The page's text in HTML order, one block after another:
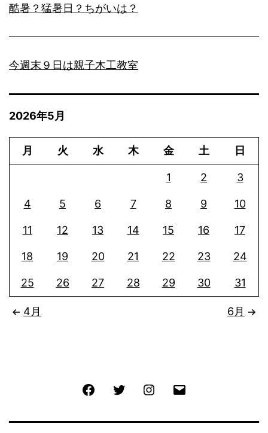
酷暑？猛暑日？ちがいは？
今週末９日は親子木工教室
2026年5月
月 火 水 木 金 土 日
1 2 3
4 5 6 7 8 9 10
11 12 13 14 15 16 17
18 19 20 21 22 23 24
25 26 27 28 29 30 31
4月 6月
FacebookTwitter Instagram